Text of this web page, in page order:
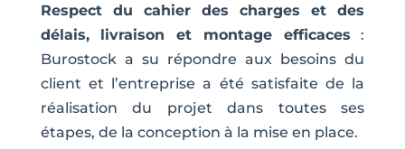
Respect du cahier des charges et des
délais, livraison et montage efficaces :
Burostock a su répondre aux besoins du
client et l’entreprise a été satisfaite de la
réalisation du projet dans toutes ses
étapes, de la conception à la mise en place.